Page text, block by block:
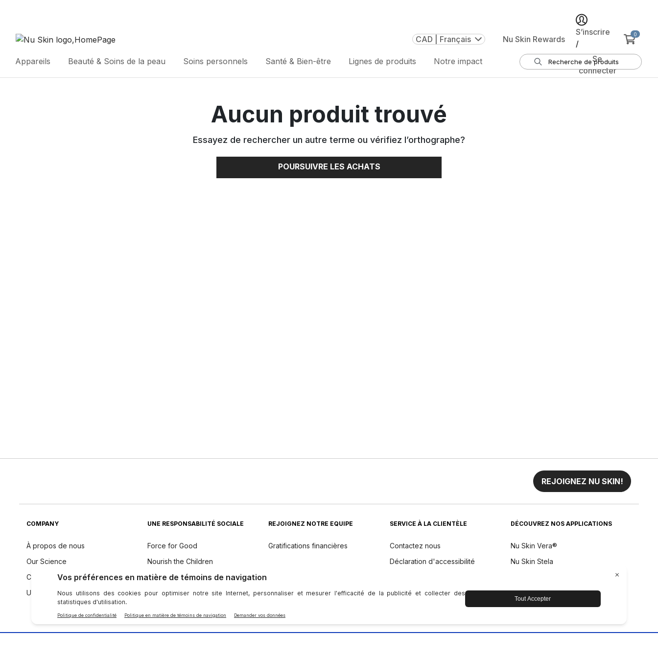
CAD | Français Nu Skin Rewards
S’inscrire
/
Se
connecter
0
Appareils Beauté & Soins de la peau Soins personnels Santé & Bien-être Lignes de produits Notre impact
Aucun produit trouvé
Essayez de rechercher un autre terme ou vérifiez l’orthographe?
POURSUIVRE LES ACHATS
REJOIGNEZ NU SKIN!
COMPANY
À propos de nous
Our Science
Code de conduite
Une voix mondiale
UNE RESPONSABILITÉ SOCIALE
Force for Good
Nourish the Children
Durabilité
Philosophie des ingrédients
REJOIGNEZ NOTRE EQUIPE
Gratifications financières
SERVICE À LA CLIENTÈLE
Contactez nous
Déclaration d'accessibilité
Politique de remboursement
Entretien et maintenance de
DÉCOUVREZ NOS APPLICATIONS
Nu Skin Vera®
Nu Skin Stela